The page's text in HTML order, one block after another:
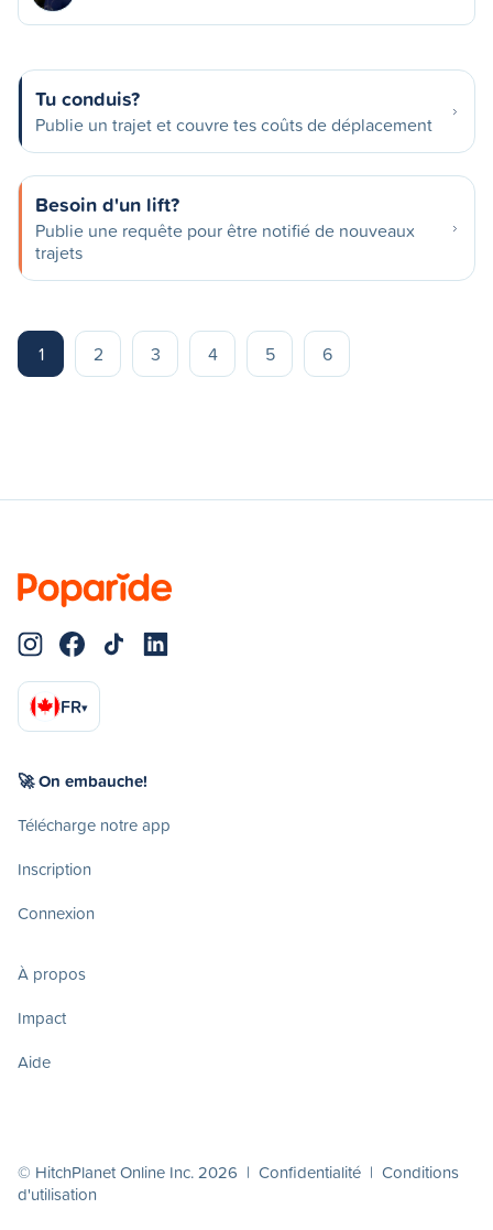
Tu conduis?
Publie un trajet et couvre tes coûts de déplacement
Besoin d'un lift?
Publie une requête pour être notifié de nouveaux
trajets
1 2 3 4 5 6
FR▾
🚀 On embauche!
Télécharge notre app
Inscription
Connexion
À propos
Impact
Aide
© HitchPlanet Online Inc. 2026 | Confidentialité | Conditions
d'utilisation